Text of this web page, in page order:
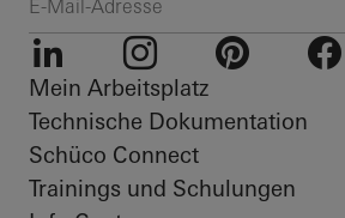
LinkedIn Instagram
Mein Arbeitsplatz
Technische Dokumentation
Schüco Connect
Trainings und Schulungen